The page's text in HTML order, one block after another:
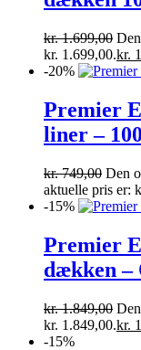
kr.1.699,00
kr. 1.699,00.kr.
-20%
Premier
liner –
kr.749,00 Den
aktuelle pris er:
-15%
Premier
dækken –
kr.1.849,00
kr. 1.849,00.kr.
-15%